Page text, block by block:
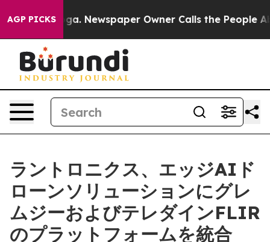
AGP PICKSNewspaper Owner Calls the People Abruptly
ラントロニクス、エッジAIド
ローンソリューションにグレ
ムジーおよびテレダインFLIR
のプラットフォームを統合